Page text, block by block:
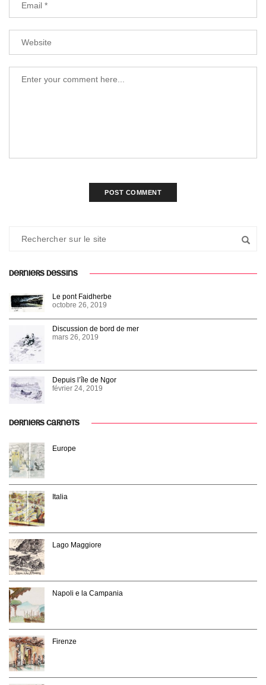
DERNIERS DESSINS
Le pont Faidherbe
octobre 26, 2019
Discussion de bord de mer
mars 26, 2019
Depuis l’île de Ngor
février 24, 2019
DERNIERS CARNETS
Europe
Italia
Lago Maggiore
Napoli e la Campania
Firenze